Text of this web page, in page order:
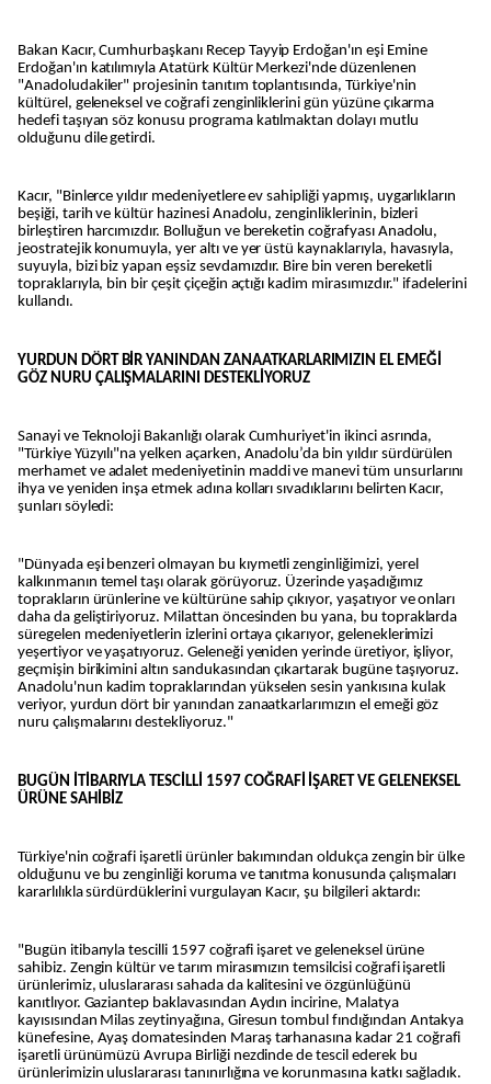
Bakan Kacır, Cumhurbaşkanı Recep Tayyip Erdoğan'ın eşi Emine
Erdoğan'ın katılımıyla Atatürk Kültür Merkezi'nde düzenlenen
"Anadoludakiler" projesinin tanıtım toplantısında, Türkiye'nin
kültürel, geleneksel ve coğrafi zenginliklerini gün yüzüne çıkarma
hedefi taşıyan söz konusu programa katılmaktan dolayı mutlu
olduğunu dile getirdi.
Kacır, "Binlerce yıldır medeniyetlere ev sahipliği yapmış, uygarlıkların
beşiği, tarih ve kültür hazinesi Anadolu, zenginliklerinin, bizleri
birleştiren harcımızdır. Bolluğun ve bereketin coğrafyası Anadolu,
jeostratejik konumuyla, yer altı ve yer üstü kaynaklarıyla, havasıyla,
suyuyla, bizi biz yapan eşsiz sevdamızdır. Bire bin veren bereketli
topraklarıyla, bin bir çeşit çiçeğin açtığı kadim mirasımızdır." ifadelerini
kullandı.
YURDUN DÖRT BİR YANINDAN ZANAATKARLARIMIZIN EL EMEĞİ
GÖZ NURU ÇALIŞMALARINI DESTEKLİYORUZ
Sanayi ve Teknoloji Bakanlığı olarak Cumhuriyet'in ikinci asrında,
"Türkiye Yüzyılı"na yelken açarken, Anadolu’da bin yıldır sürdürülen
merhamet ve adalet medeniyetinin maddi ve manevi tüm unsurlarını
ihya ve yeniden inşa etmek adına kolları sıvadıklarını belirten Kacır,
şunları söyledi:
"Dünyada eşi benzeri olmayan bu kıymetli zenginliğimizi, yerel
kalkınmanın temel taşı olarak görüyoruz. Üzerinde yaşadığımız
toprakların ürünlerine ve kültürüne sahip çıkıyor, yaşatıyor ve onları
daha da geliştiriyoruz. Milattan öncesinden bu yana, bu topraklarda
süregelen medeniyetlerin izlerini ortaya çıkarıyor, geleneklerimizi
yeşertiyor ve yaşatıyoruz. Geleneği yeniden yerinde üretiyor, işliyor,
geçmişin birikimini altın sandukasından çıkartarak bugüne taşıyoruz.
Anadolu'nun kadim topraklarından yükselen sesin yankısına kulak
veriyor, yurdun dört bir yanından zanaatkarlarımızın el emeği göz
nuru çalışmalarını destekliyoruz."
BUGÜN İTİBARIYLA TESCİLLİ 1597 COĞRAFİ İŞARET VE GELENEKSEL
ÜRÜNE SAHİBİZ
Türkiye'nin coğrafi işaretli ürünler bakımından oldukça zengin bir ülke
olduğunu ve bu zenginliği koruma ve tanıtma konusunda çalışmaları
kararlılıkla sürdürdüklerini vurgulayan Kacır, şu bilgileri aktardı:
"Bugün itibarıyla tescilli 1597 coğrafi işaret ve geleneksel ürüne
sahibiz. Zengin kültür ve tarım mirasımızın temsilcisi coğrafi işaretli
ürünlerimiz, uluslararası sahada da kalitesini ve özgünlüğünü
kanıtlıyor. Gaziantep baklavasından Aydın incirine, Malatya
kayısısından Milas zeytinyağına, Giresun tombul fındığından Antakya
künefesine, Ayaş domatesinden Maraş tarhanasına kadar 21 coğrafi
işaretli ürünümüzü Avrupa Birliği nezdinde de tescil ederek bu
ürünlerimizin uluslararası tanınırlığına ve korunmasına katkı sağladık.